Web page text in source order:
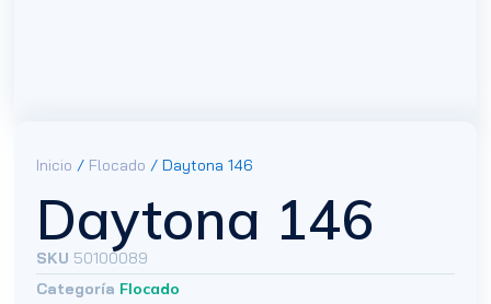
Inicio / Flocado / Daytona 146
Daytona 146
SKU 50100089
Categoría Flocado